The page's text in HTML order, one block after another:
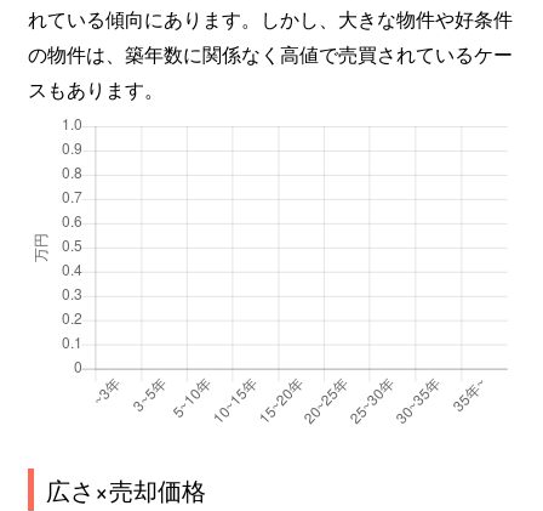
れている傾向にあります。しかし、大きな物件や好条件
の物件は、築年数に関係なく高値で売買されているケー
スもあります。
広さ×売却価格